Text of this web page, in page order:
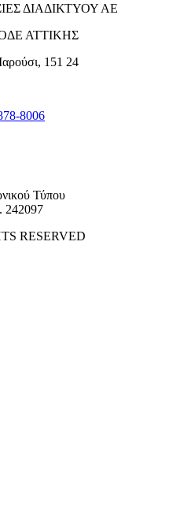
ΔΙΑΔΙΚΤΥΟΥ ΑΕ
ΑΤΤΙΚΗΣ
151 24
8006
Τύπου
242097
RESERVED